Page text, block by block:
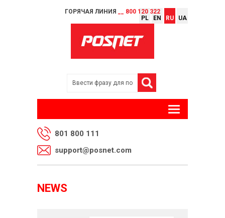
ГОРЯЧАЯ ЛИНИЯ __ 800 120 322
PL
EN RU UA
801 800 111
support@posnet.com
NEWS